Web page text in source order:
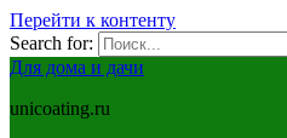
Перейти к контенту
Search for:
Для дома и дачи
unicoating.ru